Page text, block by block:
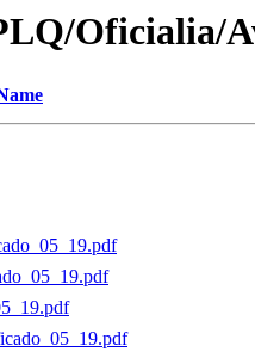
Oficialia/